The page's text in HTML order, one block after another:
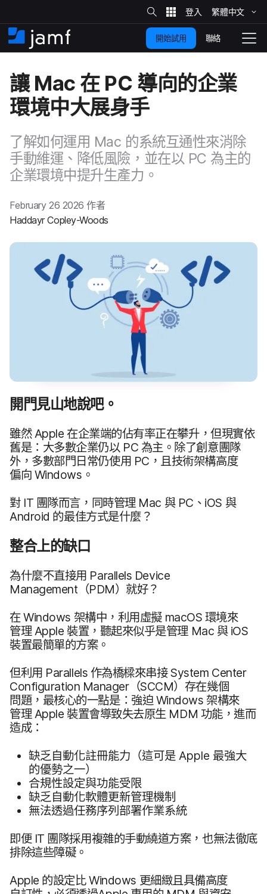
​
至
​
要
​
內
容
網
站
​搜
尋
繁體​中文
住
家
切
換
開始試用 聯絡
讓Mac 在PC 導向​的​企業​
環境​中大展身手
了​解如何​運用 Mac 的​系統​互通性​來​消除​
手動​維運、​降低​風險，​並​在​以 PC 為​主​的​
企業​環境​中​提升​生​產力。
February 26 2026作​者
Haddayr Copley-Woods
開門​見山地​說吧。
雖然Apple 在​企業​端​的​佔有​率​正在​攀升，​但​現實​依​
舊是：​大多數​企業​仍​以 PC 為主。​除了​創意團隊​
外，​多數​部門日常​仍​使用 PC ，​且​技術​架構​高度​
偏向 Windows 。
對IT 團隊​而言，​同時​管理 Mac 與PC 、 iOS 與
Android 的​最佳​方式​是​什麼？
整合​上​的​缺口
為​什麼​不​直接用 Parallels Device
Management （PDM）​就​好？
在Windows 架構​中，​利用​虛擬macOS 環境來​
管理 Apple 裝置，​聽起​來​似乎​是​管理 Mac 與iOS
裝置​最​簡單​的​方案。
但​利用 Parallels 作​為​橋樑來​串接System Center
Configuration Manager（SCCM）存在​幾​個​
問題，​最​核心​的​一點是：​強迫 Windows 架構來​
管理 Apple 裝置​會​導致​失去​原生 MDM 功能，​進而​
造成：
缺乏​自動化註冊​能​力（​這​可​是 Apple 最​強大​
的​優勢​之​一​）
合規性​設定​與​功能​受​限
缺乏​自動化​軟體​更​新​管理​機制
無法​透過​任務序列部署​作業​系統
即​便IT 團隊​採用​複雜​的​手動​繞道​方案，​也​無法​徹底​
排除​這些​障礙。
Apple 的​設定​比Windows 更​細​緻且​具備​高度​